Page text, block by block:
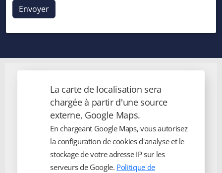
Envoyer
La carte de localisation sera
chargée à partir d'une source
externe, Google Maps.
En chargeant Google Maps, vous autorisez
la configuration de cookies d'analyse et le
stockage de votre adresse IP sur les
serveurs de Google. Politique de